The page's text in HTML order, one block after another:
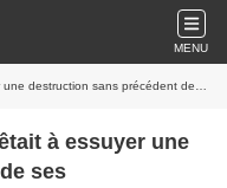
MENU
de ses infrastructures militaro-économiques ?
à essuyer une
ses